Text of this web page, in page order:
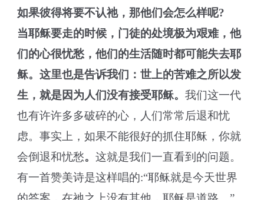
如果彼得将要不认祂，那他们会怎么样呢?
当耶稣要走的时候，门徒的处境极为艰难，他
们的心很忧愁，他们的生活随时都可能失去耶
稣。这里也是告诉我们：世上的苦难之所以发
生，就是因为人们没有接受耶稣。我们这一代
也有许许多多破碎的心，人们常常后退和忧
虑。事实上，如果不能很好的抓住耶稣，你就
会倒退和忧愁。这就是我们一直看到的问题。
有一首赞美诗是这样唱的:“耶稣就是今天世界